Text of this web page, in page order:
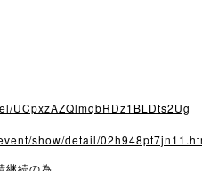
UCpxzAZQlmqbRDz1BLDts2Ug
show/detail/